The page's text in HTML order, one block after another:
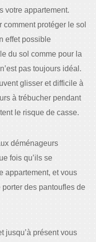
votre appartement.
protéger le sol
effet possible
du sol comme pour la
pas toujours idéal.
glisser et difficile à
à trébucher pendant
le risque de casse.
déménageurs
fois qu’ils se
appartement, et vous
des pantoufles de
jusqu’à présent vous